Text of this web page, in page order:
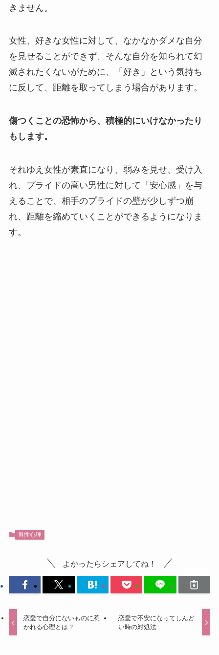
きません。
女性、好きな女性に対して、なかなかダメな自分
を見せることができず、そんな自分を知られて幻
滅されたくないがために、「好き」という気持ち
に反して、距離を取ってしまう場合があります。
傷つくことの恐怖から、積極的にいけなかったり
もします。
それゆえ女性が素直になり、弱みを見せ、受け入
れ、プライドの高い男性に対して「安心感」を与
えることで、相手のプライドの壁が少しずつ崩
れ、距離を縮めていくことができるようになりま
す。
男性心理
よかったらシェアしてね！
恋愛で自分にないものに惹
かれる心理とは？
恋愛で不安になってしんど
い時の対処法